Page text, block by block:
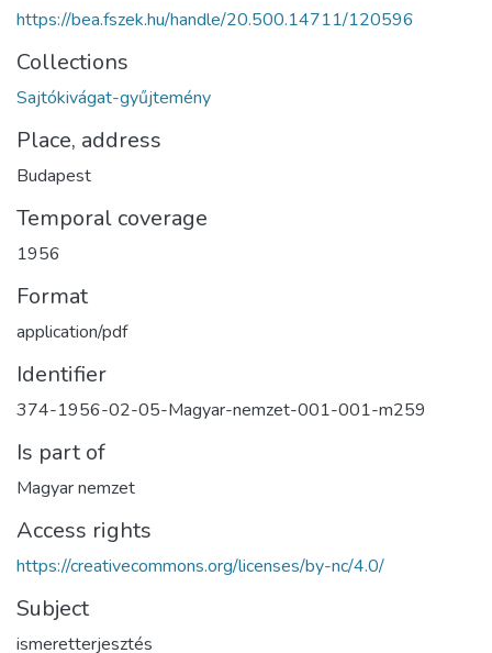
https://bea.fszek.hu/handle/20.500.14711/120596
Collections
Sajtókivágat-gyűjtemény
Place, address
Budapest
Temporal coverage
1956
Format
application/pdf
Identifier
374-1956-02-05-Magyar-nemzet-001-001-m259
Is part of
Magyar nemzet
Access rights
https://creativecommons.org/licenses/by-nc/4.0/
Subject
ismeretterjesztés